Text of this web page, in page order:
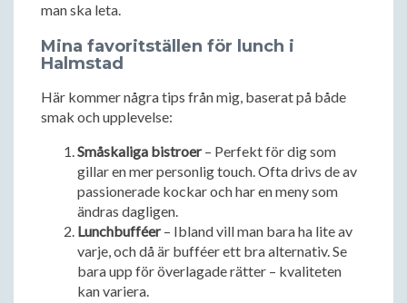
man ska leta.
Mina favoritställen för lunch i
Halmstad
Här kommer några tips från mig, baserat på både
smak och upplevelse:
Småskaliga bistroer– Perfekt för dig som
gillar en mer personlig touch. Ofta drivs de av
passionerade kockar och har en meny som
ändras dagligen.
Lunchbufféer– Ibland vill man bara ha lite av
varje, och då är bufféer ett bra alternativ. Se
bara upp för överlagade rätter – kvaliteten
kan variera.